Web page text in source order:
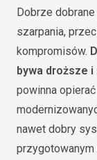
Dobrze
szarpania,
kompromisów.
bywa droższe
powinna
nawet dobry